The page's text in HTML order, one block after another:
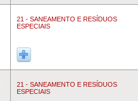
21 - SANEAMENTO E RESÍDUOS
ESPECIAIS
21 - SANEAMENTO E RESÍDUOS
ESPECIAIS